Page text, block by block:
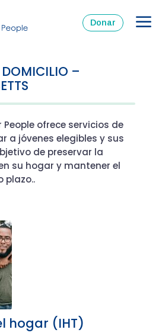
Donar
DOMICILIO –
ofrece servicios de
a jóvenes elegibles y sus
de preservar la
su hogar y mantener el
plazo..
hogar (IHT)